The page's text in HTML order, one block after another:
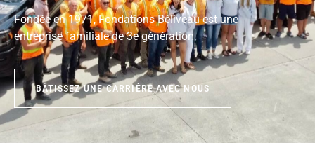
Fondée en 1971, Fondations Béliveau est une
entreprise familiale de 3e génération
BÂTISSEZ UNE CARRIÈRE AVEC NOUS